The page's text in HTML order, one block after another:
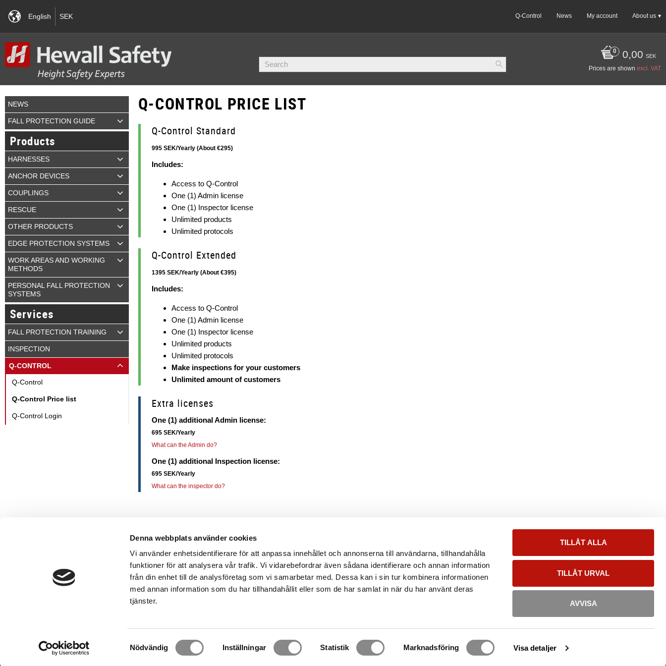
Denna webbplats använder cookies
Vi använder enhetsidentifierare för att anpassa innehållet och annonserna till användarna, tillhandahålla
funktioner för att analysera vår trafik. Vi vidarebefordrar även sådana identifierare och annan information
från din enhet till de analysföretag som vi samarbetar med. Dessa kan i sin tur kombinera informationen
med annan information som du har tillhandahållit eller som de har samlat in när du har använt deras
tjänster.
Samtyckesval
Nödvändig Inställningar Statistik Marknadsföring Visa detaljer
TILLÅT ALLA
TILLÅT URVAL
AVVISA
English SEK Q-Control News My account About us
0,00 SEK
Prices are shown excl. VAT
Q-CONTROL PRICE LIST
Q-Control Standard
995 SEK/Yearly (About €295)
Includes:
Access to Q-Control
One (1) Admin license
One (1) Inspector license
Unlimited products
Unlimited protocols
Q-Control Extended
1395 SEK/Yearly (About €395)
Includes:
Access to Q-Control
One (1) Admin license
One (1) Inspector license
Unlimited products
Unlimited protocols
Make inspections for your customers
Unlimited amount of customers
Extra licenses
One (1) additional Admin license:
695 SEK/Yearly
What can the Admin do?
One (1) additional Inspection license:
695 SEK/Yearly
What can the inspector do?
NEWS
FALL PROTECTION GUIDE
Products
HARNESSES
ANCHOR DEVICES
COUPLINGS
RESCUE
OTHER PRODUCTS
EDGE PROTECTION SYSTEMS
WORK AREAS AND WORKING
METHODS
PERSONAL FALL PROTECTION
SYSTEMS
Services
FALL PROTECTION TRAINING
INSPECTION
Q-CONTROL
Q-Control
Q-Control Price list
Q-Control Login